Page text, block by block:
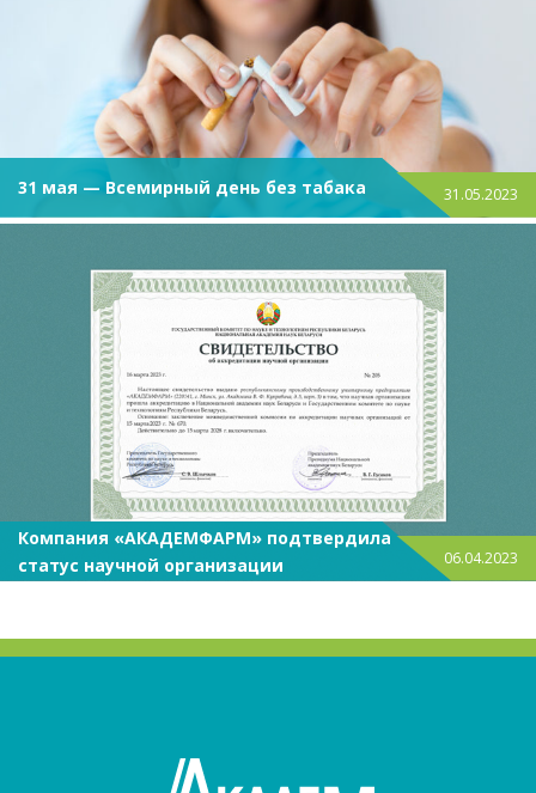
31 мая — Всемирный день без табака 31.05.2023
Компания «АКАДЕМФАРМ» подтвердила
статус научной организации
06.04.2023